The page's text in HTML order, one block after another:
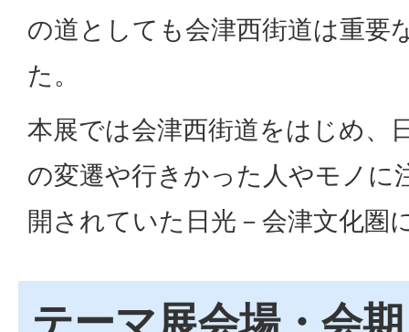
の道としても会津西街道は重要
た。
本展では会津西街道をはじめ、
の変遷や行きかった人やモノに
開されていた日光－会津文化圏
テーマ展会場・会期